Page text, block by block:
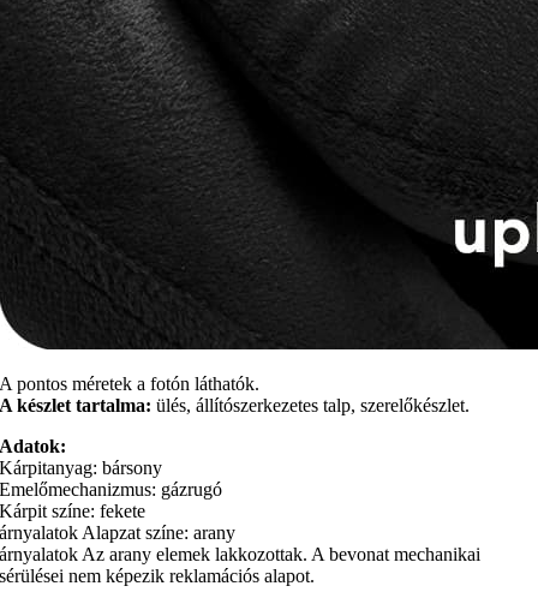
A pontos méretek a fotón láthatók.
A készlet tartalma: ülés, állítószerkezetes talp, szerelőkészlet.
Adatok:
Kárpitanyag: bársony
Emelőmechanizmus: gázrugó
Kárpit színe: fekete
árnyalatok Alapzat színe: arany
árnyalatok Az arany elemek lakkozottak. A bevonat mechanikai
sérülései nem képezik reklamációs alapot.